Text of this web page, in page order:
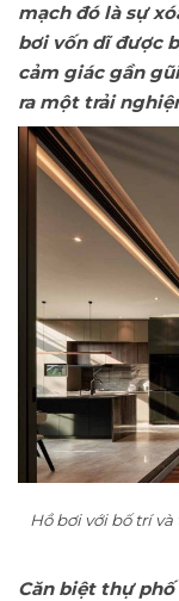
mạch đó là sự
bơi vốn dĩ được
cảm giác gần
ra một trải
Hồ bơi với bố trí
Căn biệt thự